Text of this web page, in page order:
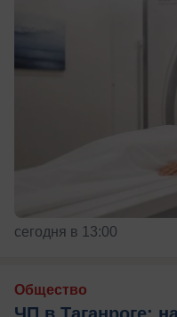
сегодня в 13:00
Общество